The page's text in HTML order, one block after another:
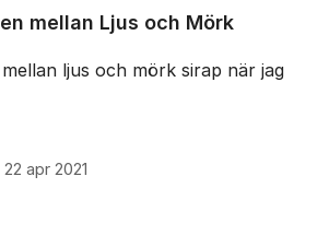
mellan Ljus och Mörk
ljus och mörk sirap när jag
22 apr 2021